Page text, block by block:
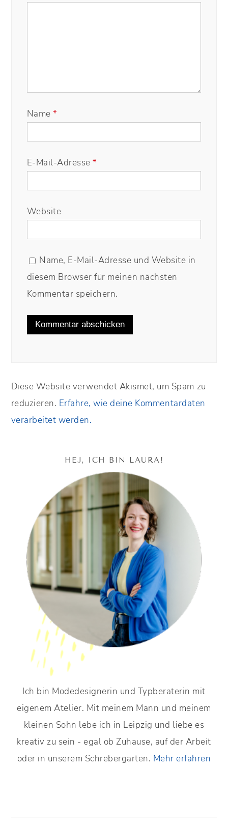
Name*
E-Mail-Adresse*
Website
Name, E-Mail-Adresse und Website in
diesem Browser für meinen nächsten
Kommentar speichern.
Diese Website verwendet Akismet, um Spam zu
reduzieren. Erfahre, wie deine Kommentardaten
verarbeitet werden.
HEJ, ICH BIN LAURA!
Ich bin Modedesignerin und Typberaterin mit
eigenem Atelier. Mit meinem Mann und meinem
kleinen Sohn lebe ich in Leipzig und liebe es
kreativ zu sein - egal ob Zuhause, auf der Arbeit
oder in unserem Schrebergarten. Mehr erfahren